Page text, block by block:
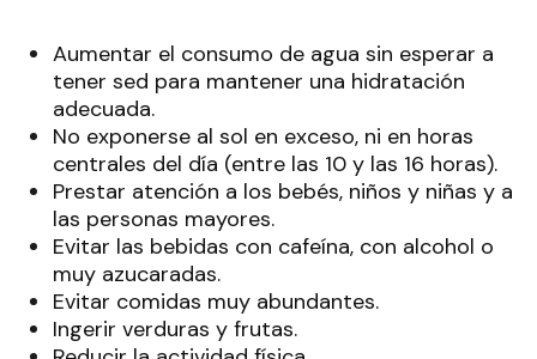
Aumentar el consumo de agua sin esperar a
tener sed para mantener una hidratación
adecuada.
No exponerse al sol en exceso, ni en horas
centrales del día (entre las 10 y las 16 horas).
Prestar atención a los bebés, niños y niñas y a
las personas mayores.
Evitar las bebidas con cafeína, con alcohol o
muy azucaradas.
Evitar comidas muy abundantes.
Ingerir verduras y frutas.